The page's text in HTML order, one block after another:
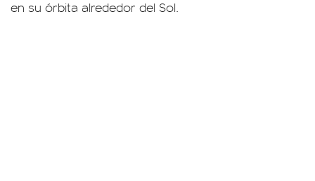
en su órbita alrededor del Sol.